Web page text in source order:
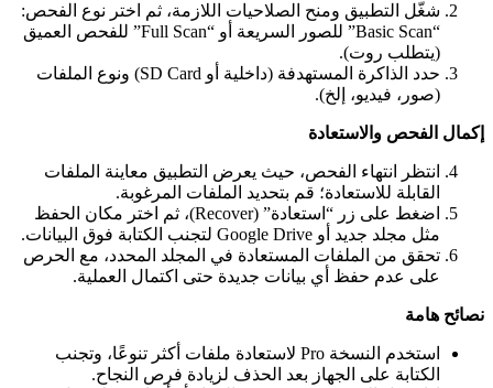
شغّل التطبيق ومنح الصلاحيات اللازمة، ثم اختر نوع الفحص:
“Basic Scan” للصور السريعة أو “Full Scan” للفحص العميق
(يتطلب روت).​
حدد الذاكرة المستهدفة (داخلية أو SD Card) ونوع الملفات
(صور، فيديو، إلخ).​
إكمال الفحص والاستعادة
انتظر انتهاء الفحص، حيث يعرض التطبيق معاينة الملفات
القابلة للاستعادة؛ قم بتحديد الملفات المرغوبة.​
اضغط على زر “استعادة” (Recover)، ثم اختر مكان الحفظ
مثل مجلد جديد أو Google Drive لتجنب الكتابة فوق البيانات.​​
تحقق من الملفات المستعادة في المجلد المحدد، مع الحرص
على عدم حفظ أي بيانات جديدة حتى اكتمال العملية.​
نصائح هامة
استخدم النسخة Pro لاستعادة ملفات أكثر تنوعًا، وتجنب
الكتابة على الجهاز بعد الحذف لزيادة فرص النجاح.​